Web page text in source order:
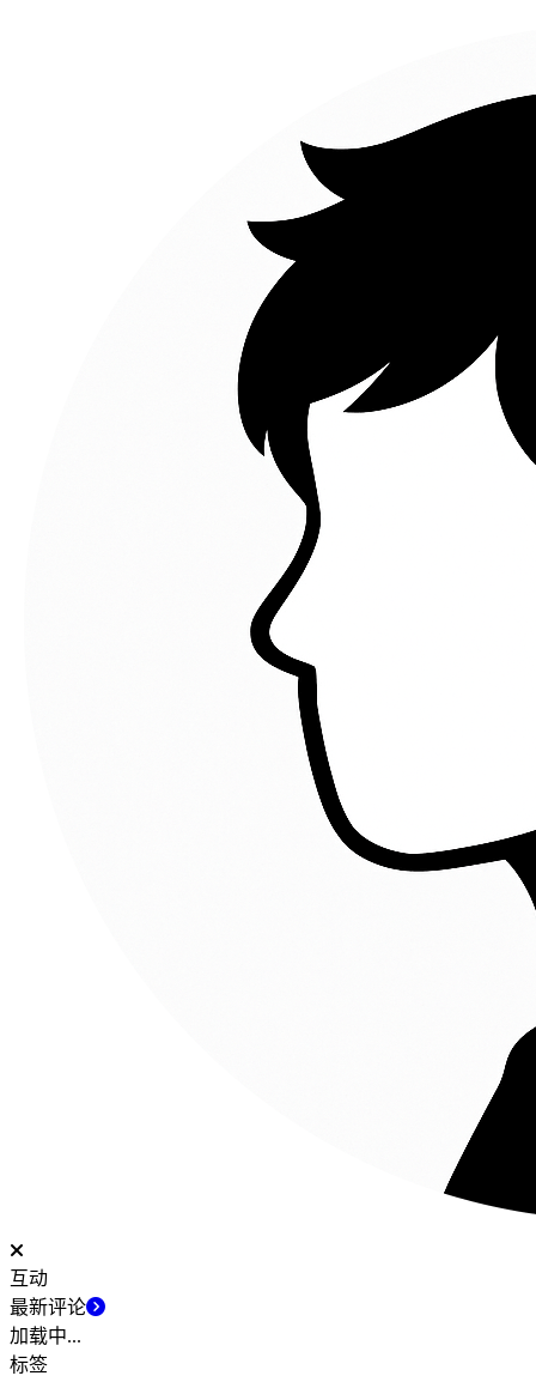
互动
最新评论
加载中...
标签